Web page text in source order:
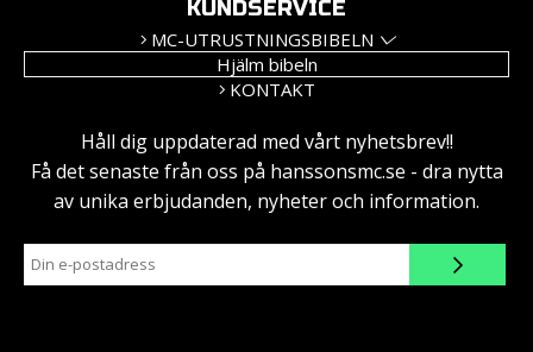
KUNDSERVICE
MC-UTRUSTNINGSBIBELN
Hjälm bibeln
KONTAKT
Håll dig uppdaterad med vårt nyhetsbrev!!
Få det senaste från oss på hanssonsmc.se - dra nytta
av unika erbjudanden, nyheter och information.